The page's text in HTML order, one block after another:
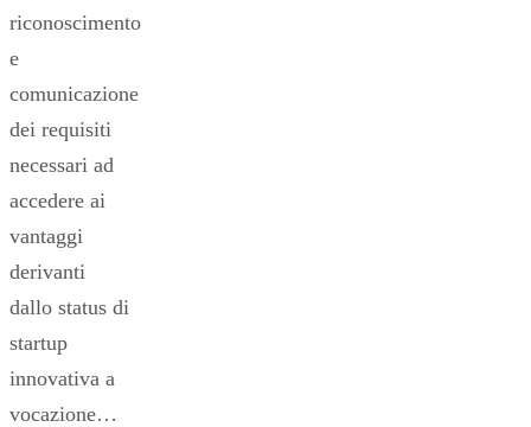
riconoscimento
e
comunicazione
dei requisiti
necessari ad
accedere ai
vantaggi
derivanti
dallo status di
startup
innovativa a
vocazione…